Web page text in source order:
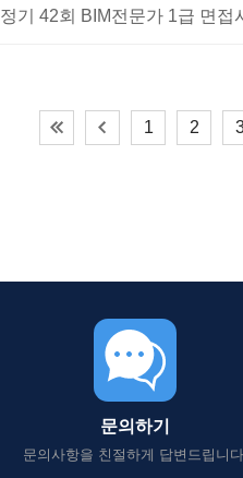
정기 42회 BIM전문가 1급 면접
1 2
문의하기
문의사항을 친절하게 답변드립니